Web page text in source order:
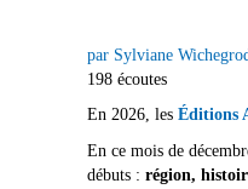
par Sylviane
198 écoutes
En 2026, les Éditions
En ce mois de
débuts : région,